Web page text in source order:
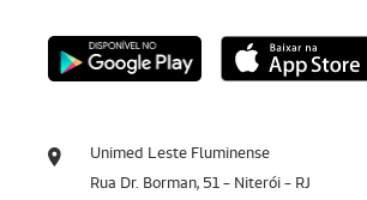
Unimed Leste Fluminense
Rua Dr. Borman, 51 - Niterói - RJ